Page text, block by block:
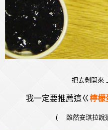
把ㄊ剝開來
我一定要推薦這ㄍ檸檬
( 雖然安琪拉說